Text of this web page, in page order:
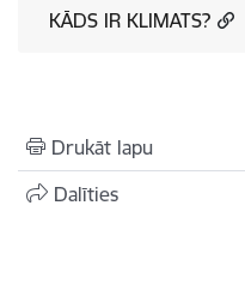
KĀDS IR KLIMATS?
Drukāt lapu
Dalīties